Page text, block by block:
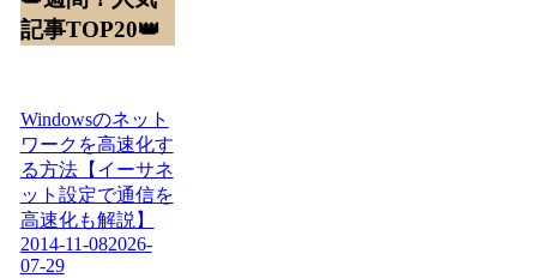
記事TOP20👑
Windowsのネット
ワークを高速化す
る方法【イーサネ
ット設定で通信を
高速化も解説】
2014-11-082026-
07-29